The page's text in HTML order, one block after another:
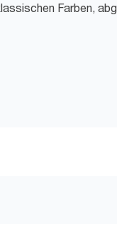
Farben,